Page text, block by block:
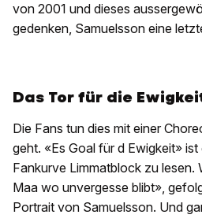
von 2001 und dieses
gedenken, Samuelsson eine
Das Tor für die
Die Fans tun dies mit einer
geht. «Es Goal für d Ewigkeit»
Fankurve Limmatblock zu lesen.
Maa wo unvergesse blibt»,
Portrait von Samuelsson. Und